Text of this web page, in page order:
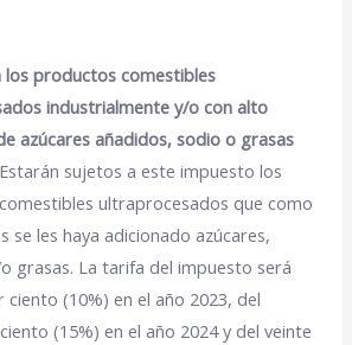
los productos comestibles
industrialmente y/o con alto
azúcares añadidos, sodio o grasas
Estarán sujetos a este impuesto los
ultraprocesados que como
se les haya adicionado azúcares,
grasas. La tarifa del impuesto será
ciento (10%) en el año 2023, del
(15%) en el año 2024 y del veinte